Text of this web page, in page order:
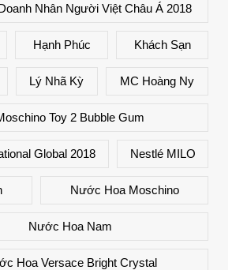
Nhân Người Việt Châu Á 2018
Hạnh Phúc Khách Sạn
Lý Nhã Kỳ MC Hoàng Ny
Toy 2 Bubble Gum
Global 2018 Nestlé MILO
Nước Hoa Moschino
Nước Hoa Nam
Hoa Versace Bright Crystal